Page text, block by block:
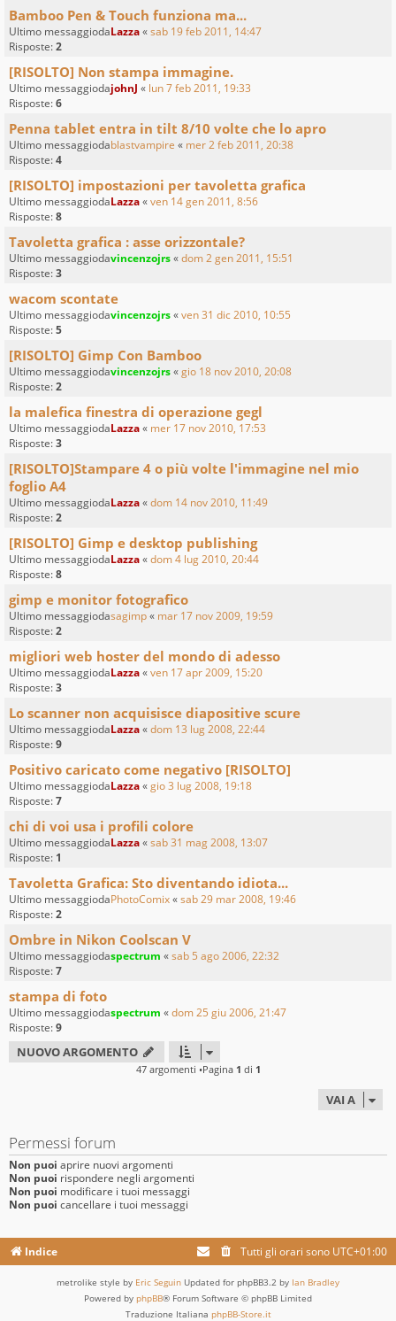
Bamboo Pen & Touch funziona ma...
Ultimo messaggiodaLazza«sab 19 feb 2011, 14:47
Risposte:2
[RISOLTO] Non stampa immagine.
Ultimo messaggiodajohnJ « lun 7 feb 2011, 19:33
Risposte:6
Penna tablet entra in tilt 8/10 volte che lo apro
Ultimo messaggiodablastvampire « mer 2 feb 2011, 20:38
Risposte:4
[RISOLTO] impostazioni per tavoletta grafica
Ultimo messaggiodaLazza«ven 14 gen 2011, 8:56
Risposte:8
Tavoletta grafica : asse orizzontale?
Ultimo messaggiodavincenzojrs«dom 2 gen 2011, 15:51
Risposte:3
wacom scontate
Ultimo messaggiodavincenzojrs«ven 31 dic 2010, 10:55
Risposte:5
[RISOLTO] Gimp Con Bamboo
Ultimo messaggiodavincenzojrs«gio 18 nov 2010, 20:08
Risposte:2
la malefica finestra di operazione gegl
Ultimo messaggiodaLazza« mer 17 nov 2010, 17:53
Risposte:3
[RISOLTO]Stampare 4 o più volte l'immagine nel mio
foglio A4
Ultimo messaggiodaLazza«dom 14 nov 2010, 11:49
Risposte:2
[RISOLTO] Gimp e desktop publishing
Ultimo messaggiodaLazza«dom 4 lug 2010, 20:44
Risposte:8
gimp e monitor fotografico
Ultimo messaggiodasagimp« mar 17 nov 2009, 19:59
Risposte:2
migliori web hoster del mondo di adesso
Ultimo messaggiodaLazza«ven 17 apr 2009, 15:20
Risposte:3
Lo scanner non acquisisce diapositive scure
Ultimo messaggiodaLazza«dom 13 lug 2008, 22:44
Risposte:9
Positivo caricato come negativo [RISOLTO]
Ultimo messaggiodaLazza«gio 3 lug 2008, 19:18
Risposte:7
chi di voi usa i profili colore
Ultimo messaggiodaLazza«sab 31 mag 2008, 13:07
Risposte: 1
Tavoletta Grafica: Sto diventando idiota...
Ultimo messaggiodaPhotoComix«sab 29 mar 2008, 19:46
Risposte:2
Ombre in Nikon Coolscan V
Ultimo messaggiodaspectrum «sab 5 ago 2006, 22:32
Risposte:7
stampa di foto
Ultimo messaggiodaspectrum «dom 25 giu 2006, 21:47
Risposte:9
NUOVO ARGOMENTO
47 argomenti •Pagina 1 di 1
VAI A
Permessi forum
Non puoi aprire nuovi argomenti
Non puoi rispondere negli argomenti
Non puoi modificare i tuoi messaggi
Non puoi cancellare i tuoi messaggi
Indice Tutti gli orari sono UTC+01:00
metrolike style by Eric Seguin Updated for phpBB3.2 by Ian Bradley
Powered by phpBB® Forum Software © phpBB Limited
Traduzione Italiana phpBB-Store.it